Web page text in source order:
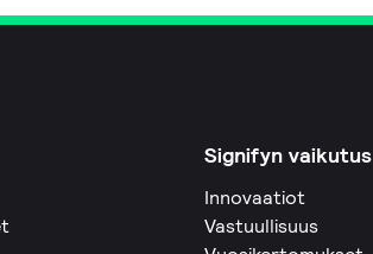
Signifyn vaikutus
Innovaatiot
Vastuullisuus